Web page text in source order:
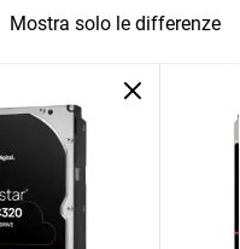
Mostra solo le differenze